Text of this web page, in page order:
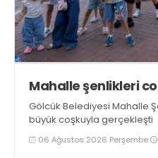
Mahalle şenlikleri
Gölcük Belediyesi Mahalle
büyük coşkuyla gerçekleşti
06 Ağustos 2026 Perşembe